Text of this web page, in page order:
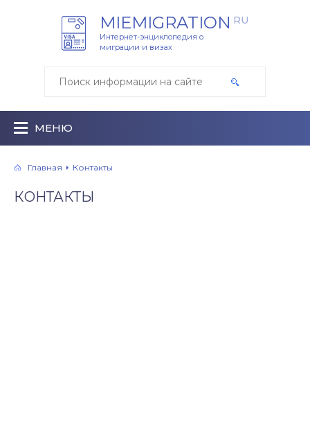
MIEMIGRATION RU
Интернет-энциклопедия о
миграции и визах
МЕНЮ
Главная Контакты
КОНТАКТЫ